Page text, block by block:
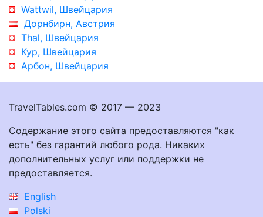
Wattwil, Швейцария
Дорнбирн, Австрия
Thal, Швейцария
Кур, Швейцария
Арбон, Швейцария
TravelTables.com © 2017 — 2023
Содержание этого сайта предоставляются "как
есть" без гарантий любого рода. Никаких
дополнительных услуг или поддержки не
предоставляется.
English
Polski